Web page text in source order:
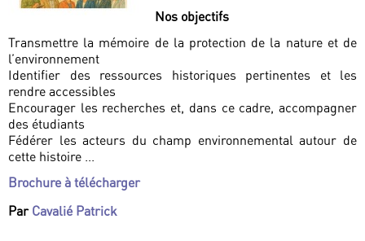
Nos objectifs
Transmettre la mémoire de la protection de la nature et de
l’environnement
Identifier des ressources historiques pertinentes et les
rendre accessibles
Encourager les recherches et, dans ce cadre, accompagner
des étudiants
Fédérer les acteurs du champ environnemental autour de
cette histoire ...
Brochure à télécharger
Par Cavalié Patrick